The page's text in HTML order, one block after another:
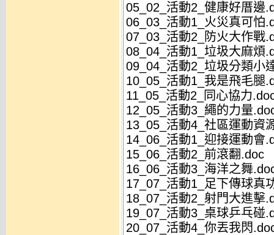
05_02_活動2_健康好厝邊
06_03_活動1_火災真可怕
07_03_活動2_防火大作戰
08_04_活動1_垃圾大麻煩
09_04_活動2_垃圾分類小
10_05_活動1_我是飛毛腿
11_05_活動2_同心協力
12_05_活動3_繩的力量
13_05_活動4_社區運動資
14_06_活動1_迎接運動會
15_06_活動2_前滾翻.doc
16_06_活動3_海洋之舞
17_07_活動1_足下傳球真
18_07_活動2_射門大進擊
19_07_活動3_桌球乒乓碰
20_07_活動4_你丟我閃